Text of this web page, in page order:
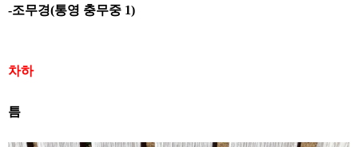
-조무경(통영 충무중 1)
차하
틈